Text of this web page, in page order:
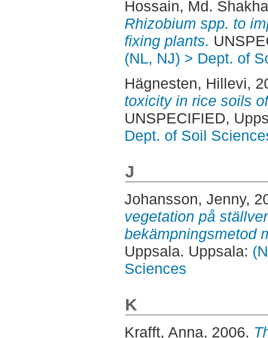
Hossain, Md.
Rhizobium spp. to
fixing plants.
(NL, NJ) > Dept. of
Hägnesten, Hillevi,
toxicity in rice soils
UNSPECIFIED,
Dept. of Soil
J
Johansson, Jenny,
vegetation på
bekämpningsmetod
Uppsala. Uppsala:
Sciences
K
Krafft, Anna, 2006.